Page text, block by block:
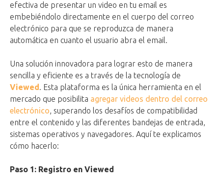
efectiva de presentar un video en tu email es
embebiéndolo directamente en el cuerpo del correo
electrónico para que se reproduzca de manera
automática en cuanto el usuario abra el email.
Una solución innovadora para lograr esto de manera
sencilla y eficiente es a través de la tecnología de
Viewed. Esta plataforma es la única herramienta en el
mercado que posibilita agregar videos dentro del correo
electrónico, superando los desafíos de compatibilidad
entre el contenido y las diferentes bandejas de entrada,
sistemas operativos y navegadores. Aquí te explicamos
cómo hacerlo:
Paso 1: Registro en Viewed